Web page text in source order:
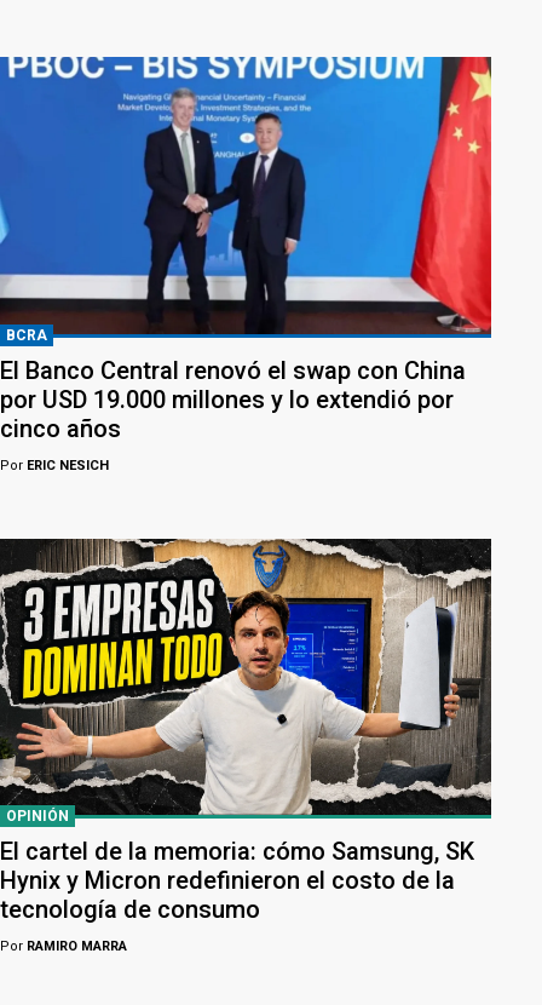
BCRA
El Banco Central renovó el swap con China
por USD 19.000 millones y lo extendió por
cinco años
Por ERIC NESICH
OPINIÓN
El cartel de la memoria: cómo Samsung, SK
Hynix y Micron redefinieron el costo de la
tecnología de consumo
Por RAMIRO MARRA